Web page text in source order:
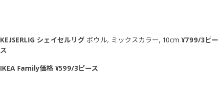
KEJSERLIG シェイセルリグ ボウル, ミックスカラー, 10cm ¥799/3ピー
ス
IKEA Family価格 ¥599/3ピース